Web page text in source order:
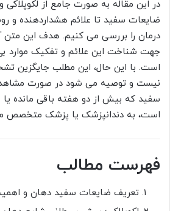
در این مقاله به صورت جامع از لکوپلاکی
ضایعات سفید تا علائم هشداردهنده
درمان را بررسی می کنیم. هدف این
جهت شناخت این علائم و تفکیک موارد
است. با این حال، این مطلب جایگزین
نیست و توصیه می شود در صورت
سفید که بیش از دو هفته باقی مانده یا
است، به دندانپزشک یا پزشک متخصص
فهرست مطالب
تعریف ضایعات سفید دهان و